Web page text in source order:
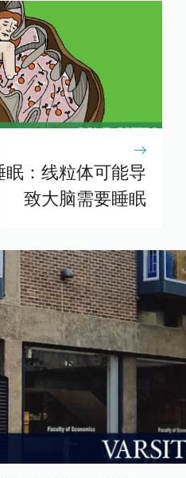
：线粒体可能导
致大脑需要睡眠